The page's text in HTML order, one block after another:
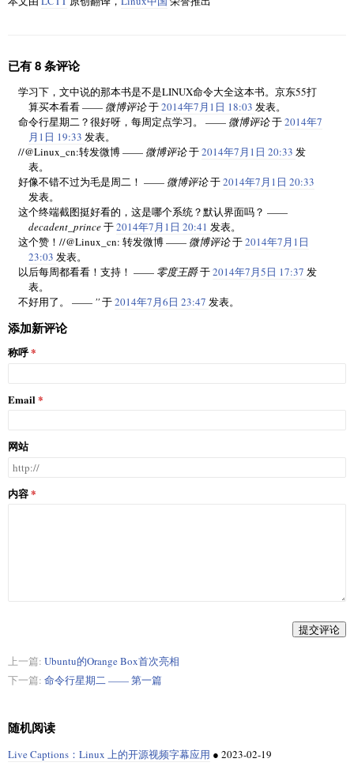
已有 8 条评论
学习下，文中说的那本书是不是LINUX命令大全这本书。京东55打
算买本看看 —— 微博评论于2014年7月1日 18:03 发表。
命令行星期二？很好呀，每周定点学习。 —— 微博评论于2014年7
月1日 19:33 发表。
//@Linux_cn:转发微博 —— 微博评论于2014年7月1日 20:33 发
表。
好像不错不过为毛是周二！ —— 微博评论于2014年7月1日 20:33
发表。
这个终端截图挺好看的，这是哪个系统？默认界面吗？ ——
decadent_prince于2014年7月1日 20:41 发表。
这个赞！//@Linux_cn: 转发微博 —— 微博评论于2014年7月1日
23:03 发表。
以后每周都看看！支持！ —— 零度王爵于2014年7月5日 17:37 发
表。
不好用了。 —— ''于2014年7月6日 23:47 发表。
添加新评论
称呼
Email
网站
内容
提交评论
上一篇: Ubuntu的Orange Box首次亮相
下一篇: 命令行星期二 —— 第一篇
随机阅读
Live Captions：Linux 上的开源视频字幕应用 ● 2023-02-19